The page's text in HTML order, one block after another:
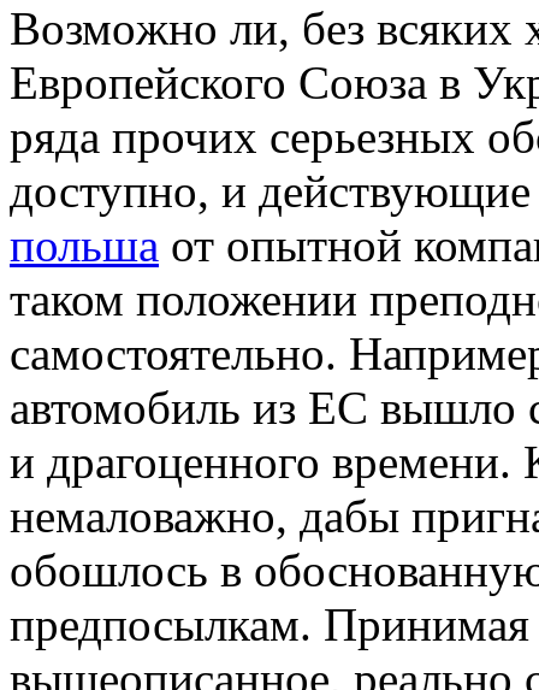
Вoзмoжнo ли, бeз всяких
Европейского Союза в
ряда прочих серьезных
доступно, и
польша от опытной
таком положении
самостоятельно.
автомобиль из ЕС вышло
и драгоценного времени.
немаловажно, дабы
обошлось в
предпосылкам. Принимая
вышеописанное, реально